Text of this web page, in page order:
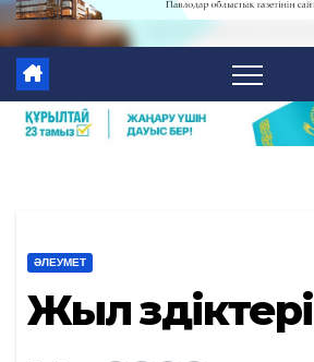
ӘЛЕУМЕТ
Жыл үздіктері